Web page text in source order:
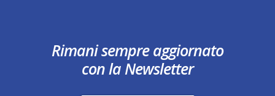
Rimani sempre aggiornato
con la Newsletter